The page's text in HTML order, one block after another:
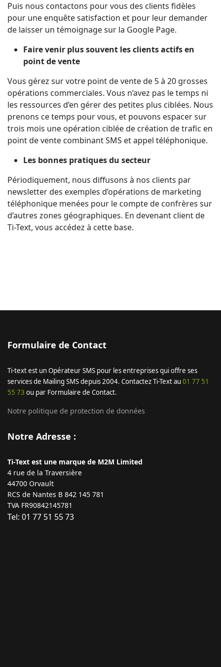
Puis nous contactons pour vous des clients fidèles
pour une enquête satisfaction et pour leur demander
de laisser un témoignage sur la Google Page.
Faire venir plus souvent les clients actifs en
point de vente
Vous gérez sur votre point de vente de 5 à 20 grosses
opérations commerciales. Vous n’avez pas le temps ni
les ressources d’en gérer des petites plus ciblées. Nous
prenons ce temps pour vous, et pouvons espacer sur
trois mois une opération ciblée de création de trafic en
point de vente combinant SMS et appel téléphonique.
Les bonnes pratiques du secteur
Périodiquement, nous diffusons à nos clients par
newsletter des exemples d’opérations de marketing
téléphonique menées pour le compte de confrères sur
d’autres zones géographiques. En devenant client de
Ti-Text, vous accédez à cette base.
Formulaire de Contact
Ti-text est un Opérateur SMS pour les entreprises qui offre ses
services de Mailing SMS depuis 2004. Contactez Ti-Text au01 77 51
55 73 ou par Formulaire de Contact.
Notre politique de protection de données
Notre Adresse :
Ti-Text est une marque de M2M Limited
4 rue de la Traversière
44700 Orvault
RCS de Nantes B 842 145 781
TVA FR90842145781
Tel: 01 77 51 55 73